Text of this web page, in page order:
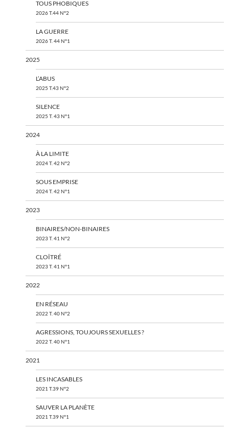
TOUS PHOBIQUES
2026 T.44 N°2
LA GUERRE
2026 T. 44 N°1
2025
L’ABUS
2025 T.43 N°2
SILENCE
2025 T. 43 N°1
2024
À LA LIMITE
2024 T. 42 N°2
SOUS EMPRISE
2024 T. 42 N°1
2023
BINAIRES/NON-BINAIRES
2023 T. 41 N°2
CLOÎTRÉ
2023 T. 41 N°1
2022
EN RÉSEAU
2022 T. 40 N°2
AGRESSIONS, TOUJOURS SEXUELLES ?
2022 T. 40 N°1
2021
LES INCASABLES
2021 T.39 N°2
SAUVER LA PLANÈTE
2021 T.39 N°1